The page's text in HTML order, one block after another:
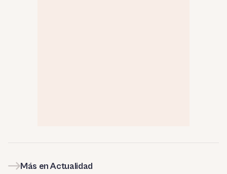
Más en Actualidad